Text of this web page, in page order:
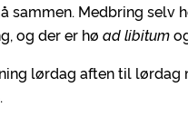
sammen. Medbring selv
og der er hø ad libitum
lørdag aften til lørdag